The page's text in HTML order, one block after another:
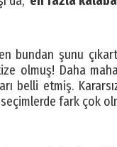
bundan şunu
olmuş! Daha
belli etmiş.
fark çok